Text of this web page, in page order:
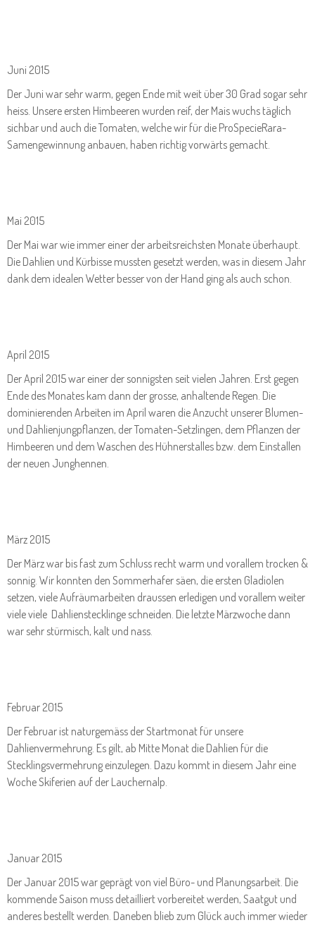
Juni 2015
Der Juni war sehr warm, gegen Ende mit weit über 30 Grad sogar sehr
heiss. Unsere ersten Himbeeren wurden reif, der Mais wuchs täglich
sichbar und auch die Tomaten, welche wir für die ProSpecieRara-
Samengewinnung anbauen, haben richtig vorwärts gemacht.
Mai 2015
Der Mai war wie immer einer der arbeitsreichsten Monate überhaupt.
Die Dahlien und Kürbisse mussten gesetzt werden, was in diesem Jahr
dank dem idealen Wetter besser von der Hand ging als auch schon.
April 2015
Der April 2015 war einer der sonnigsten seit vielen Jahren. Erst gegen
Ende des Monates kam dann der grosse, anhaltende Regen. Die
dominierenden Arbeiten im April waren die Anzucht unserer Blumen-
und Dahlienjungpflanzen, der Tomaten-Setzlingen, dem Pflanzen der
Himbeeren und dem Waschen des Hühnerstalles bzw. dem Einstallen
der neuen Junghennen.
März 2015
Der März war bis fast zum Schluss recht warm und vorallem trocken &
sonnig. Wir konnten den Sommerhafer säen, die ersten Gladiolen
setzen, viele Aufräumarbeiten draussen erledigen und vorallem weiter
viele viele Dahlienstecklinge schneiden. Die letzte Märzwoche dann
war sehr stürmisch, kalt und nass.
Februar 2015
Der Februar ist naturgemäss der Startmonat für unsere
Dahlienvermehrung. Es gilt, ab Mitte Monat die Dahlien für die
Stecklingsvermehrung einzulegen. Dazu kommt in diesem Jahr eine
Woche Skiferien auf der Lauchernalp.
Januar 2015
Der Januar 2015 war geprägt von viel Büro- und Planungsarbeit. Die
kommende Saison muss detailliert vorbereitet werden, Saatgut und
anderes bestellt werden. Daneben blieb zum Glück auch immer wieder